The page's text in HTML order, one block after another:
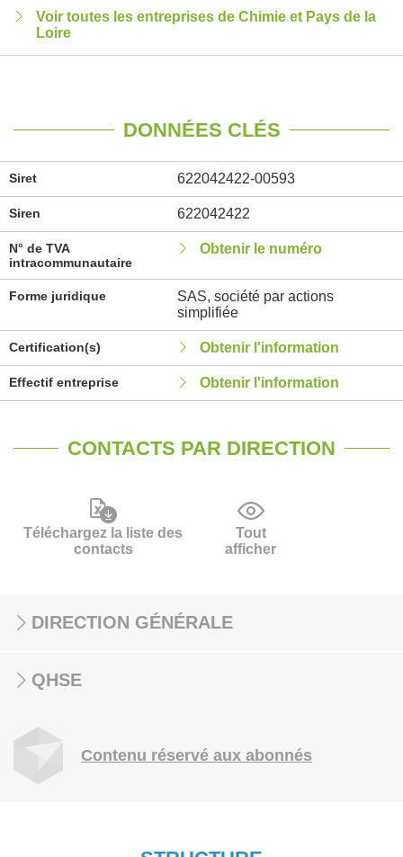
Voir toutes les entreprises de Chimie et Pays de la
Loire
DONNÉES CLÉS
Siret 622042422-00593
Siren 622042422
N° de TVA
intracommunautaire
Obtenir le numéro
Forme juridique
SAS, société par actions
simplifiée
Certification(s) Obtenir l'information
Effectif entreprise Obtenir l'information
CONTACTS PAR DIRECTION
Téléchargez la liste des
contacts
Tout
afficher
DIRECTION GÉNÉRALE
QHSE
Contenu réservé aux abonnés